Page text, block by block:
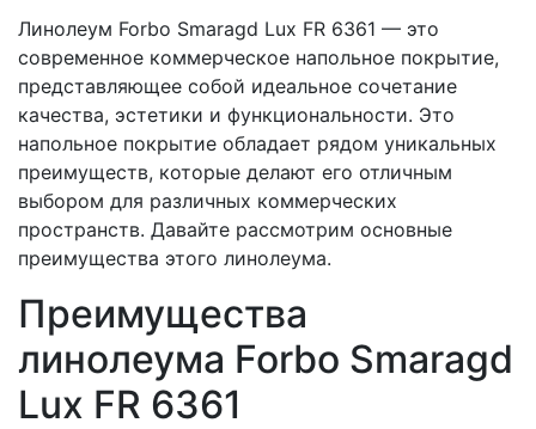
Линолеум Forbo Smaragd Lux FR 6361 — это
современное коммерческое напольное покрытие,
представляющее собой идеальное сочетание
качества, эстетики и функциональности. Это
напольное покрытие обладает рядом уникальных
преимуществ, которые делают его отличным
выбором для различных коммерческих
пространств. Давайте рассмотрим основные
преимущества этого линолеума.
Преимущества
линолеума Forbo Smaragd
Lux FR 6361